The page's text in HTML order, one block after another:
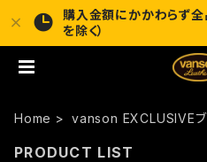
購入金額にかかわらず全
を除く）
Home vanson EXCLUSIVEブ
PRODUCT LIST